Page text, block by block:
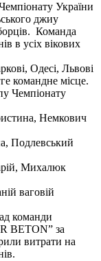
України
джиу
Команда
в усіх вікових
Одесі, Львові
командне місце.
Чемпіонату
Немкович
Подлевський
Михалюк
ваговій
команди
BETON” за
витрати на